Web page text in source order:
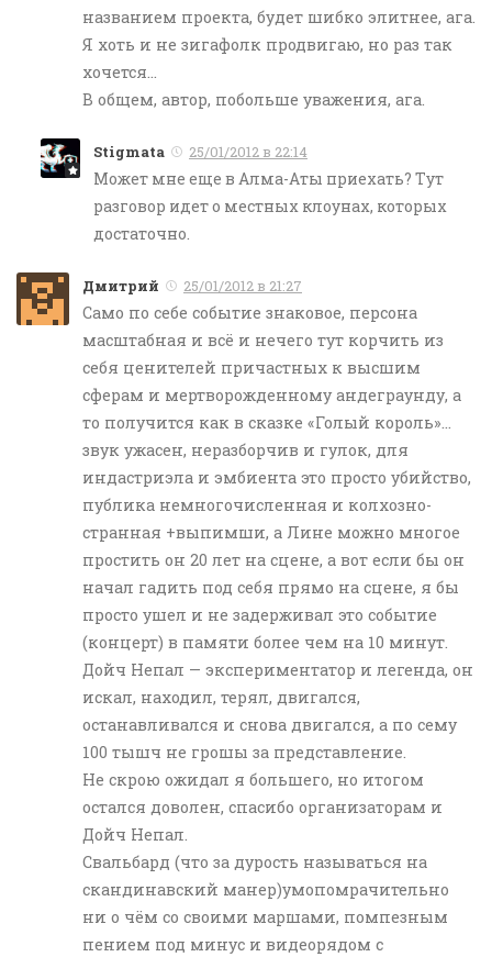
названием проекта, будет шибко элитнее, ага.
Я хоть и не зигафолк продвигаю, но раз так
хочется…
В общем, автор, побольше уважения, ага.
Stigmata 25/01/2012 в 22:14
Может мне еще в Алма-Аты приехать? Тут
разговор идет о местных клоунах, которых
достаточно.
Дмитрий 25/01/2012 в 21:27
Само по себе событие знаковое, персона
масштабная и всё и нечего тут корчить из
себя ценителей причастных к высшим
сферам и мертворожденному андеграунду, а
то получится как в сказке «Голый король»…
звук ужасен, неразборчив и гулок, для
индастриэла и эмбиента это просто убийство,
публика немногочисленная и колхозно-
странная +выпимши, а Лине можно многое
простить он 20 лет на сцене, а вот если бы он
начал гадить под себя прямо на сцене, я бы
просто ушел и не задерживал это событие
(концерт) в памяти более чем на 10 минут.
Дойч Непал — экспериментатор и легенда, он
искал, находил, терял, двигался,
останавливался и снова двигался, а по сему
100 тышч не грошы за представление.
Не скрою ожидал я большего, но итогом
остался доволен, спасибо организаторам и
Дойч Непал.
Свальбард (что за дурость называться на
скандинавский манер)умопомрачительно
ни о чём со своими маршами, помпезным
пением под минус и видеорядом с